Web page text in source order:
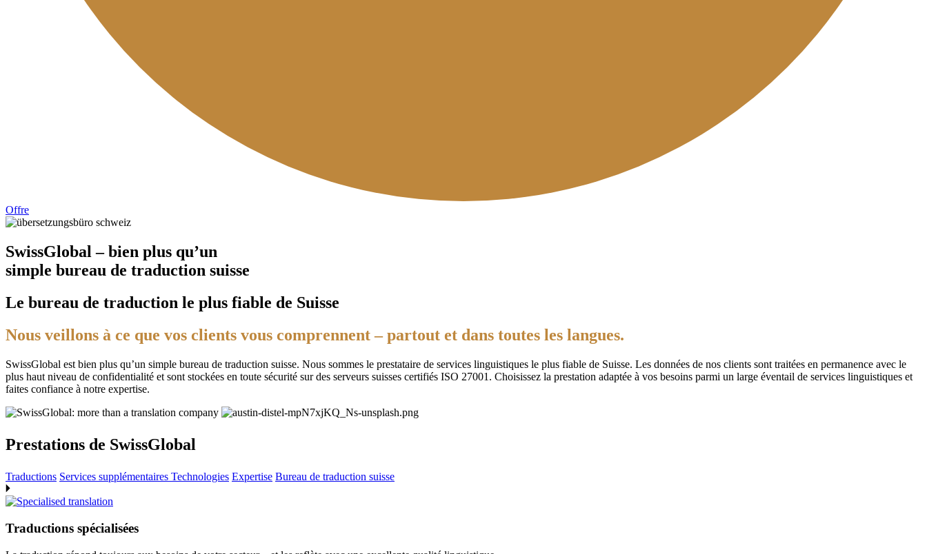
Offre
SwissGlobal – bien plus qu’un
simple bureau de traduction suisse
Le bureau de traduction le plus fiable de Suisse
Nous veillons à ce que vos clients vous comprennent – partout et dans toutes les langues.
SwissGlobal est bien plus qu’un simple bureau de traduction suisse. Nous sommes le prestataire de services linguistiques le plus fiable de Suisse. Les données de nos clients sont traitées en permanence avec le
plus haut niveau de confidentialité et sont stockées en toute sécurité sur des serveurs suisses certifiés ISO 27001. Choisissez la prestation adaptée à vos besoins parmi un large éventail de services linguistiques et
faites confiance à notre expertise.
Prestations de SwissGlobal
Traductions Services supplémentaires Technologies Expertise Bureau de traduction suisse
Traductions spécialisées